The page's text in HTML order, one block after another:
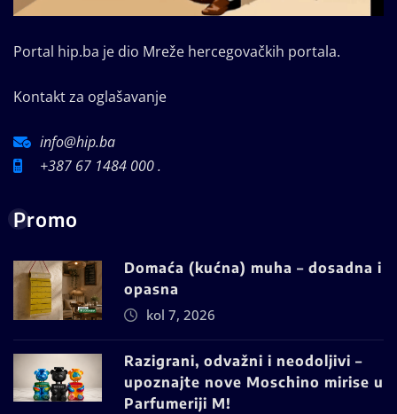
Portal hip.ba je dio Mreže hercegovačkih portala.
Kontakt za oglašavanje
info@hip.ba
+387 67 1484 000 .
Promo
Domaća (kućna) muha – dosadna i
opasna
kol 7, 2026
Razigrani, odvažni i neodoljivi –
upoznajte nove Moschino mirise u
Parfumeriji M!